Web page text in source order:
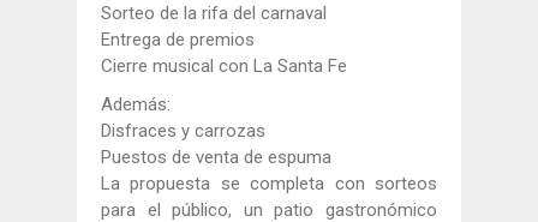
Sorteo de la rifa del carnaval
Entrega de premios
Cierre musical con La Santa Fe
Además:
Disfraces y carrozas
Puestos de venta de espuma
La propuesta se completa con sorteos
para el público, un patio gastronómico